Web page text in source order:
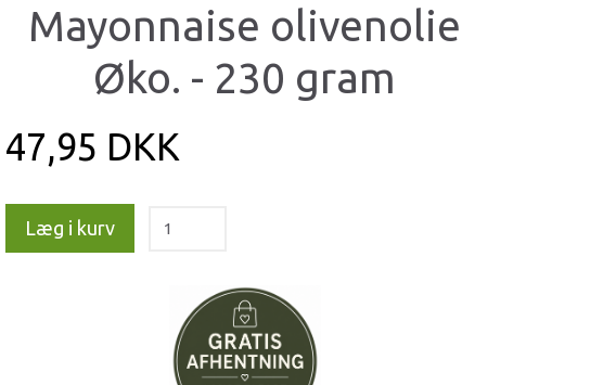
Mayonnaise olivenolie
Øko. - 230 gram
47,95 DKK
Læg i kurv